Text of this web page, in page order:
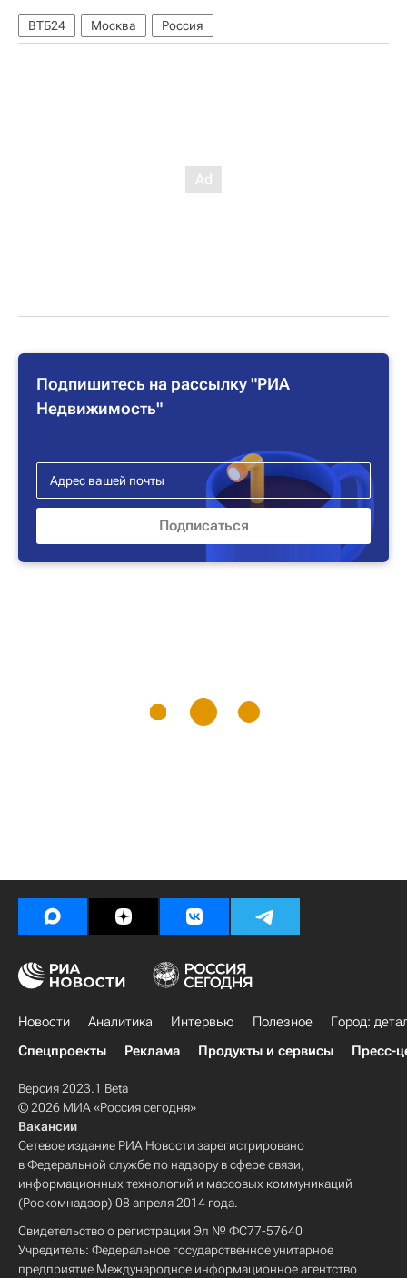
ВТБ24 Москва Россия
Подпишитесь на рассылку "РИА
Недвижимость"
Новости Аналитика Интервью Полезное
Город:
Спецпроекты
Реклама Продукты и сервисы Пресс-
Версия 2023.1 Beta
© 2026 МИА «Россия сегодня»
Вакансии
Сетевое издание РИА Новости зарегистрировано
в Федеральной службе по надзору в сфере связи,
информационных технологий и массовых коммуникаций
(Роскомнадзор) 08 апреля 2014 года.
Свидетельство о регистрации Эл № ФС77-57640
Учредитель: Федеральное государственное унитарное
предприятие Международное информационное агентство